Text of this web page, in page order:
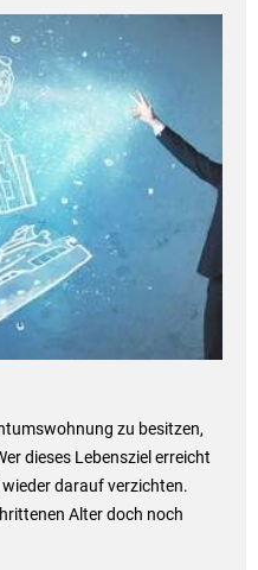
zu besitzen,
dieses Lebensziel erreicht
darauf verzichten.
Alter doch noch